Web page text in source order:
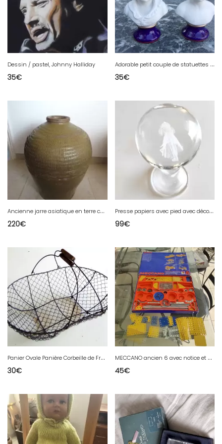
Dessin / pastel, Johnny Halliday
35€
A
dorable petit couple de statuettes en biscuit et porcelaine
35€
A
ncienne jarre asiatique en terre cuite vernissée
220€
P
resse papiers avec pied avec décor hologramme dun couple
99€
P
anier Ovale Panière Corbeille de Fruits Légumes Oeufs Anse en Fer Grillagé
30€
M
ECCANO ancien 6 avec notice et catalogue N° 2/3/4/5/6 et pièces supplémentaires
45€